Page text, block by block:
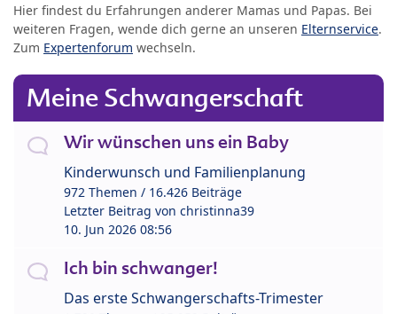
Hier findest du Erfahrungen anderer Mamas und Papas. Bei
weiteren Fragen, wende dich gerne an unseren Elternservice.
Zum Expertenforum wechseln.
Meine Schwangerschaft
Wir wünschen uns ein Baby
Kinderwunsch und Familienplanung
972 Themen / 16.426 Beiträge
Letzter Beitrag von christinna39
10. Jun 2026 08:56
Ich bin schwanger!
Das erste Schwangerschafts-Trimester